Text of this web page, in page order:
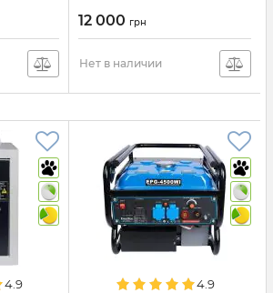
12 000 грн
Нет в наличии
4.9
4.9